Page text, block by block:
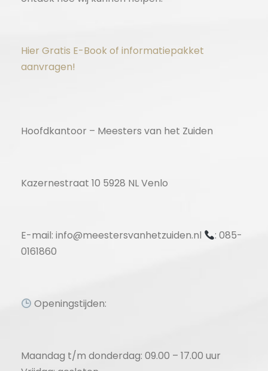
Hier Gratis E-Book of informatiepakket
aanvragen!
Hoofdkantoor – Meesters van het Zuiden
Kazernestraat 10 5928 NL Venlo
E-mail: info@meestersvanhetzuiden.nl
: 085-
0161860
Openingstijden:
Maandag t/m donderdag: 09.00 – 17.00 uur